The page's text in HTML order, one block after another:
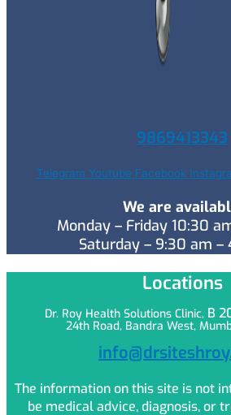
9869413343
Telegram Youtube Facebook
We are
Monday – Friday 10:30
Saturday – 9:30 am –
Locations
Dr. Roy Health Solutions Clinic, B
24th Road, Bandra West,
The information on this site is not
be medical advice, diagnosis, or